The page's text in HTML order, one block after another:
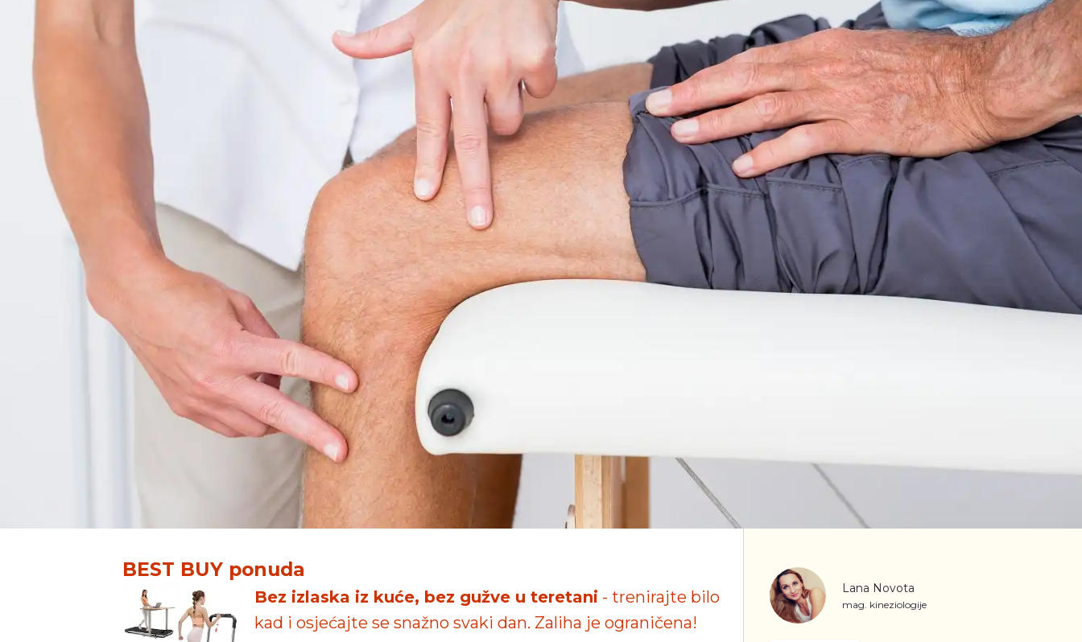
BEST BUY ponuda
Bez izlaska iz kuće, bez gužve u teretani - trenirajte bilo
kad i osjećajte se snažno svaki dan. Zaliha je ograničena!
Lana Novota
mag. kineziologije